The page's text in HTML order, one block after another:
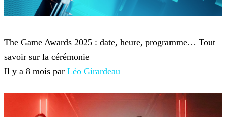
The Game Awards 2025 : date, heure, programme… Tout
savoir sur la cérémonie
Il y a 8 mois par Léo Girardeau